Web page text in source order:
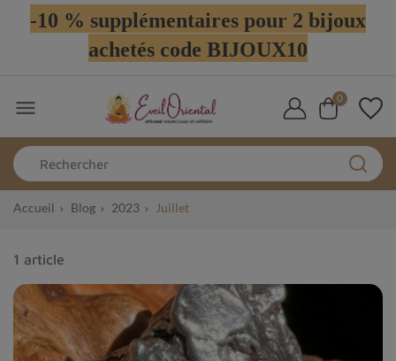
-10 % supplémentaires pour 2 bijoux
achetés code BIJOUX10
 0
Accueil Blog 2023 Juillet
1 article